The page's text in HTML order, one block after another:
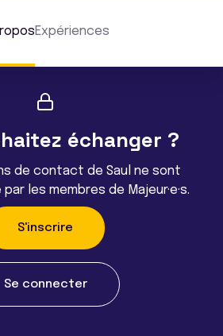
Expériences
échanger ?
de contact de Saul ne sont
les membres de Majeur·e·s.
S'inscrire
Se connecter